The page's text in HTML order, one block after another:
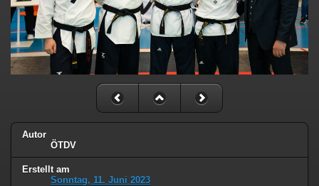
Autor
ÖTDV
Erstellt am
Sonntag, 11. Juni 2023